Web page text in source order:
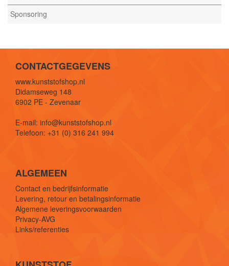
Sponsoring
CONTACTGEGEVENS
www.kunststofshop.nl
Didamseweg 148
6902 PE - Zevenaar
E-mail: info@kunststofshop.nl
Telefoon: +31 (0) 316 241 994
ALGEMEEN
Contact en bedrijfsinformatie
Levering, retour en betalingsinformatie
Algemene leveringsvoorwaarden
Privacy-AVG
Links/referenties